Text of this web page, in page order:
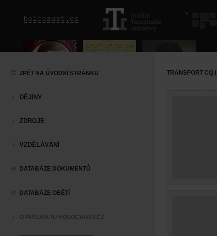
ZPĚT NA ÚVODNÍ STRÁNKU
DĚJINY
ZDROJE
VZDĚLÁVÁNÍ
DATABÁZE DOKUMENTŮ
DATABÁZE OBĚTÍ
O PROJEKTU HOLOCAUST.CZ
TRANSPORT CQ